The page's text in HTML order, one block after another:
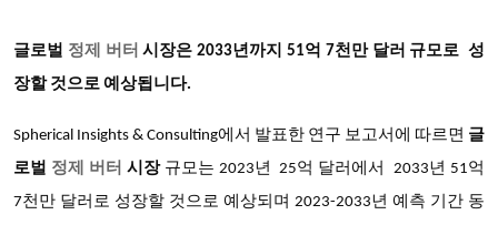
글로벌 정제 버터시장은 2033년까지 51억 7천만 달러 규모로 성
장할 것으로 예상됩니다.
Spherical Insights & Consulting에서 발표한 연구 보고서에 따르면 글
로벌 정제 버터 시장규모는 2023년 25억 달러에서
2033년 51억
7천만 달러로 성장할 것으로 예상되며 2023-2033년 예측 기간 동